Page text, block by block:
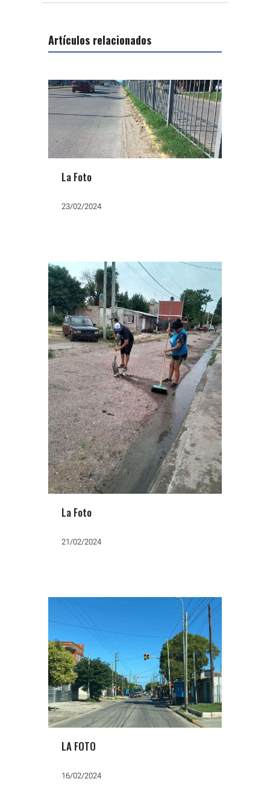
Artículos relacionados
La Foto
23/02/2024
La Foto
21/02/2024
LA FOTO
16/02/2024